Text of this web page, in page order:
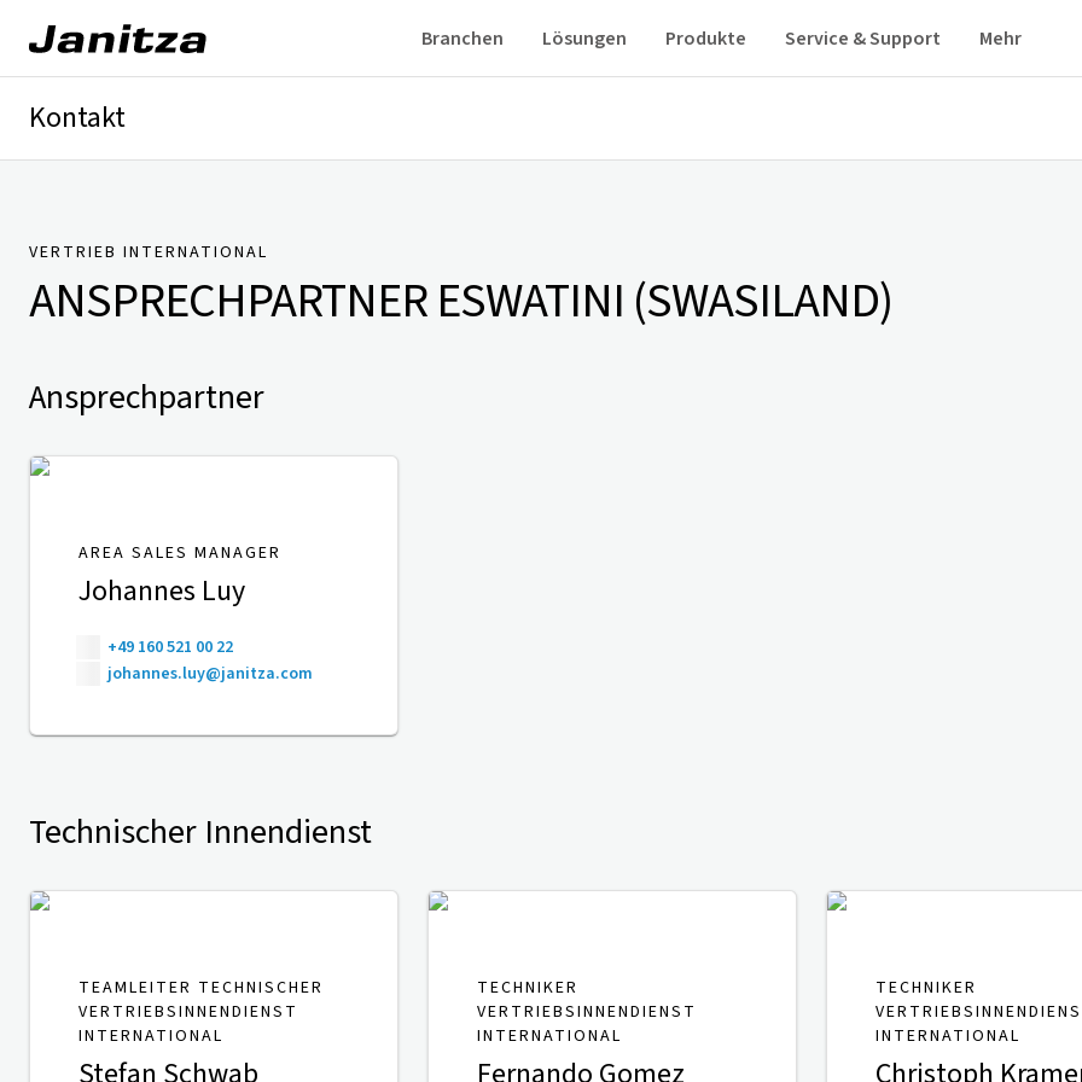
Branchen Lösungen Produkte Service & Support Mehr
Kontakt
VERTRIEB INTERNATIONAL
ANSPRECHPARTNERESWATINI (SWASILAND)
Ansprechpartner
AREA SALES MANAGER
Johannes Luy
+49 160 521 00 22
johannes.luy@janitza.com
Technischer Innendienst
TEAMLEITER TECHNISCHER
VERTRIEBSINNENDIENST
INTERNATIONAL
TECHNIKER
VERTRIEBSINNENDIENST
INTERNATIONAL
TECHNIKER
INTERNATIONAL